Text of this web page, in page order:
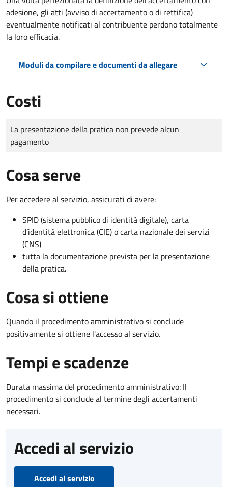
adesione, gli atti (avviso di accertamento o di rettifica)
eventualmente notificati al contribuente perdono totalmente
la loro efficacia.
Moduli da compilare e documenti da allegare
Costi
Tipo di pagamento
Importo
La presentazione della pratica non prevede alcun
pagamento
Cosa serve
Per accedere al servizio, assicurati di avere:
SPID (sistema pubblico di identità digitale), carta
d’identità elettronica (CIE) o carta nazionale dei servizi
(CNS)
tutta la documentazione prevista per la presentazione
della pratica.
Cosa si ottiene
Quando il procedimento amministrativo si conclude
positivamente si ottiene l'accesso al servizio.
Tempi e scadenze
Durata massima del procedimento amministrativo: Il
procedimento si conclude al termine degli accertamenti
necessari.
Accedi al servizio
Accedi al servizio